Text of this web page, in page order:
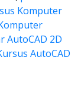
Komputer
AutoCAD 2D
AutoCAD